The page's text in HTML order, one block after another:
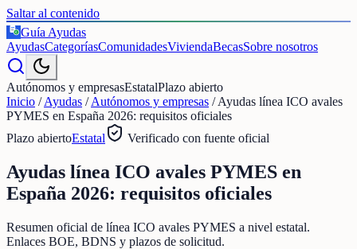
Saltar al contenido
€
Guía Ayudas
AyudasCategoríasComunidadesViviendaBecasSobre nosotros
Autónomos y empresasEstatalPlazo abierto
Inicio /Ayudas /Autónomos y empresas /Ayudas línea ICO avales
PYMES en España 2026: requisitos oficiales
Plazo abiertoEstatal Verificado con fuente oficial
Ayudas línea ICO avales PYMES en
España 2026: requisitos oficiales
Resumen oficial de línea ICO avales PYMES a nivel estatal.
Enlaces BOE, BDNS y plazos de solicitud.